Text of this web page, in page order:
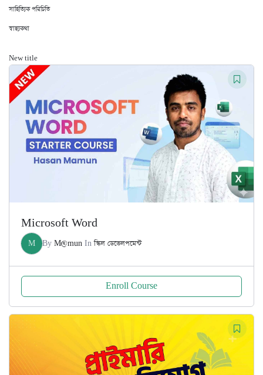
সাহিত্যিক পরিচিতি
স্বাস্থ্যকথা
New title
Microsoft Word
M By M@mun Inস্কিল ডেভেলপমেন্ট
Enroll Course